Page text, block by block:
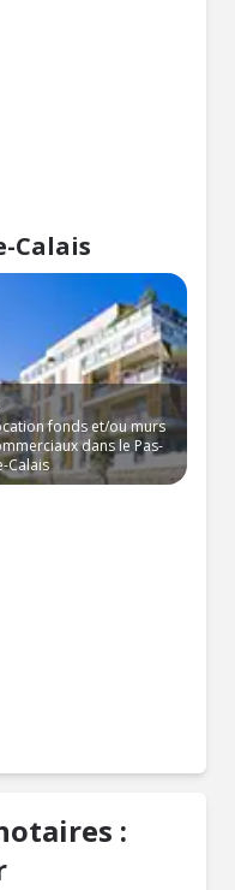
Calais
fonds et/ou murs
dans le Pas-
Calais
: